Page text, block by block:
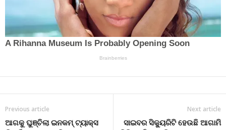
Previous article
ଆଗକୁ ଘୁଞ୍ଚିଲା ଇନକମ୍ ଟ୍ୟାକ୍ସ
Next article
ସାଇବର ସିକ୍ୟୁରିଟି ହେଉଛି ଆଗାମି